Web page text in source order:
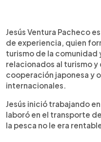
Jesús Ventura Pacheco
de experiencia, quien
turismo de la comunidad
relacionados al turismo
cooperación japonesa y
internacionales.
Jesús inició trabajando
laboró en el transporte
la pesca no le era